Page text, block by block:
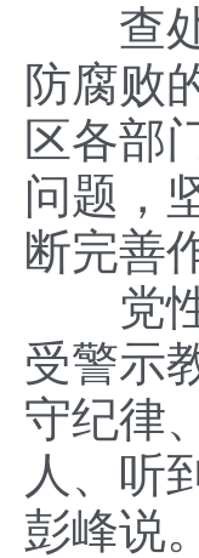
查处
防腐败
区各部
问题，
断完善
党性
受警示
守纪律
人、听
彭峰说。